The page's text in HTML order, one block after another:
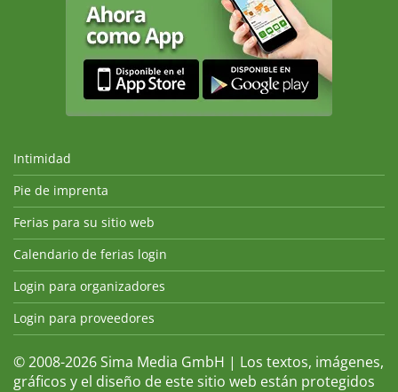
Intimidad
Pie de imprenta
Ferias para su sitio web
Calendario de ferias login
Login para organizadores
Login para proveedores
© 2008-2026 Sima Media GmbH | Los textos, imágenes,
gráficos y el diseño de este sitio web están protegidos